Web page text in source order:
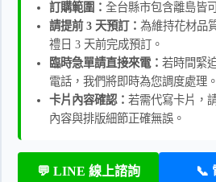
訂購範圍： 全台縣市包含離島皆
請提前 3 天預訂： 為維持花材品
禮日 3 天前完成預訂。
臨時急單請直接來電： 若時間緊
電話，我們將即時為您調度處理。
卡片內容確認： 若需代寫卡片，
內容與排版細節正確無誤。
💬 LINE 線上諮詢 📞